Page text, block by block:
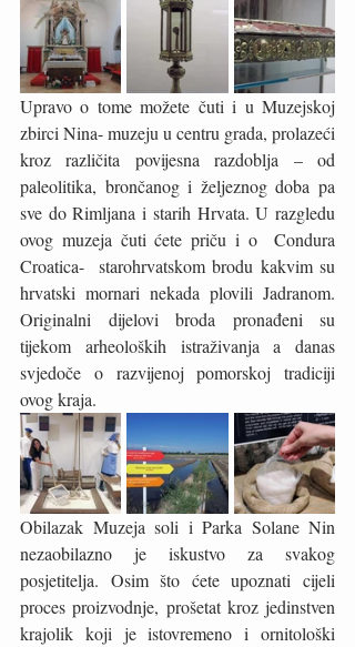
Upravo o tome možete čuti i u Muzejskoj
zbirci Nina- muzeju u centru grada, prolazeći
kroz različita povijesna razdoblja – od
paleolitika, brončanog i željeznog doba pa
sve do Rimljana i starih Hrvata. U razgledu
ovog muzeja čuti ćete priču i o  Condura
Croatica-  starohrvatskom brodu kakvim su
hrvatski mornari nekada plovili Jadranom.
Originalni dijelovi broda pronađeni su
tijekom arheoloških istraživanja a danas
svjedoče o razvijenoj pomorskoj tradiciji
ovog kraja.
Obilazak Muzeja soli i Parka Solane Nin
nezaobilazno je iskustvo za svakog
posjetitelja. Osim što ćete upoznati cijeli
proces proizvodnje, prošetat kroz jedinstven
krajolik koji je istovremeno i ornitološki